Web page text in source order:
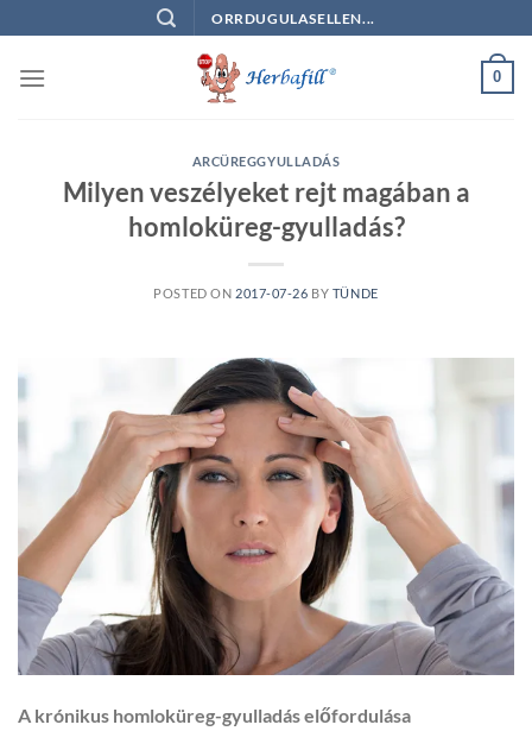
to
content
ORRDUGULASELLEN...
0
ARCÜREGGYULLADÁS
Milyen veszélyeket rejt magában a
homloküreg-gyulladás?
POSTED ON 2017-07-26 BY TÜNDE
A krónikus homloküreg-gyulladás előfordulása